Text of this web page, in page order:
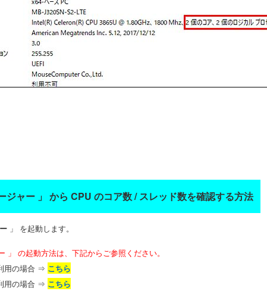
ジャー 」 から CPU のコア数 / スレッド数を確認する方法
」 を起動します。
」 の起動方法は、下記からご参照ください。
用の場合 ⇒ こちら
用の場合 ⇒ こちら